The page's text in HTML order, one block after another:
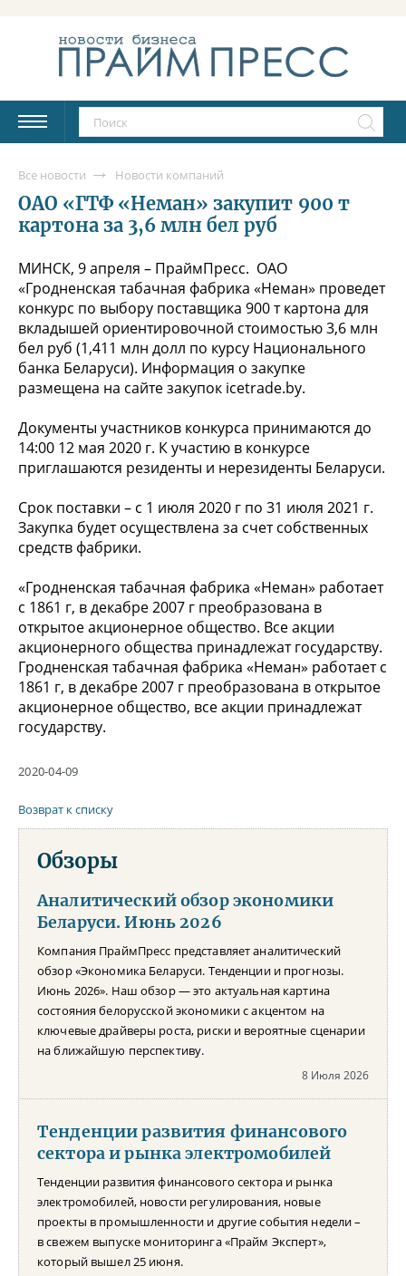
Все новости Новости компаний
ОАО «ГТФ «Неман» закупит 900 т
картона за 3,6 млн бел руб
МИНСК, 9 апреля – ПраймПресс. ОАО
«Гродненская табачная фабрика «Неман» проведет
конкурс по выбору поставщика 900 т картона для
вкладышей ориентировочной стоимостью 3,6 млн
бел руб (1,411 млн долл по курсу Национального
банка Беларуси). Информация о закупке
размещена на сайте закупок icetrade.by.
Документы участников конкурса принимаются до
14:00 12 мая 2020 г. К участию в конкурсе
приглашаются резиденты и нерезиденты Беларуси.
Срок поставки – с 1 июля 2020 г по 31 июля 2021 г.
Закупка будет осуществлена за счет собственных
средств фабрики.
«Гродненская табачная фабрика «Неман» работает
с 1861 г, в декабре 2007 г преобразована в
открытое акционерное общество. Все акции
акционерного общества принадлежат государству.
Гродненская табачная фабрика «Неман» работает с
1861 г, в декабре 2007 г преобразована в открытое
акционерное общество, все акции принадлежат
государству.
2020-04-09
Возврат к списку
Обзоры
Аналитический обзор экономики
Беларуси. Июнь 2026
Компания ПраймПресс представляет аналитический
обзор «Экономика Беларуси. Тенденции и прогнозы.
Июнь 2026». Наш обзор — это актуальная картина
состояния белорусской экономики с акцентом на
ключевые драйверы роста, риски и вероятные сценарии
на ближайшую перспективу.
8 Июля 2026
Тенденции развития финансового
сектора и рынка электромобилей
Тенденции развития финансового сектора и рынка
электромобилей, новости регулирования, новые
проекты в промышленности и другие события недели –
в свежем выпуске мониторинга «Прайм Эксперт»,
который вышел 25 июня.